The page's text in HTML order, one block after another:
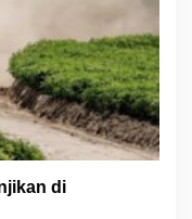
di